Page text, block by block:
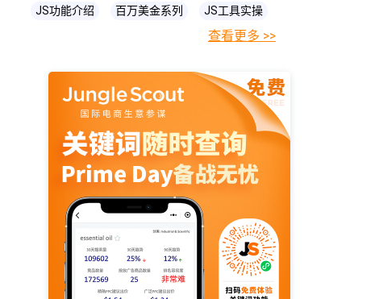
JS功能介绍 百万美金系列 JS工具实操
亚马逊直播
亚马逊政策 cpc广告 亚马逊物流
亚马逊变体 亚马逊主图 亚马逊账号
亚马逊流量 亚马逊库存 亚马逊跟卖
亚马逊运营 亚马逊购物车 亚马逊listing
亚马逊活动 亚马逊开店 亚马逊瑞典站
亚马逊品牌备案 亚马逊运营直播
查看更多 >>